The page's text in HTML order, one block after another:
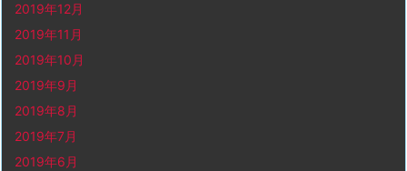
2019年12月
2019年11月
2019年10月
2019年9月
2019年8月
2019年7月
2019年6月